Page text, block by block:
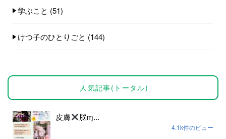
学ぶこと (51)
けつ子のひとりごと (144)
人気記事(トータル)
皮膚 脳ɱ...
4.1k件のビュー